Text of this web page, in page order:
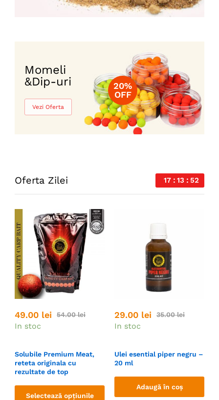
Momeli
Vezi Oferta
20%
OFF
Oferta Zilei 17 13 50
49.00 lei 54.00lei
In stoc
Solubile Premium Meat,
reteta originala cu
rezultate de top
Selectează opțiunile
29.00 lei 35.00lei
In stoc
Ulei esential piper negru –
20 ml
Adaugă în coș